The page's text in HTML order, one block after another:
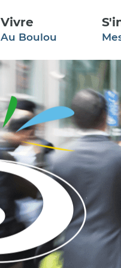
Vivre
Au Boulou